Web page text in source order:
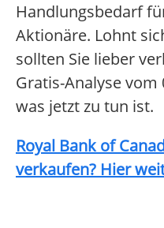
Handlungsbedarf
Aktionäre. Lohnt
sollten Sie lieber
Gratis-Analyse vom
was jetzt zu tun ist.
Royal Bank of
verkaufen? Hier